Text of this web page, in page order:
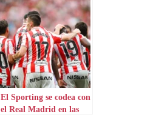
Gijón
El Sporting se codea con
el Real Madrid en las